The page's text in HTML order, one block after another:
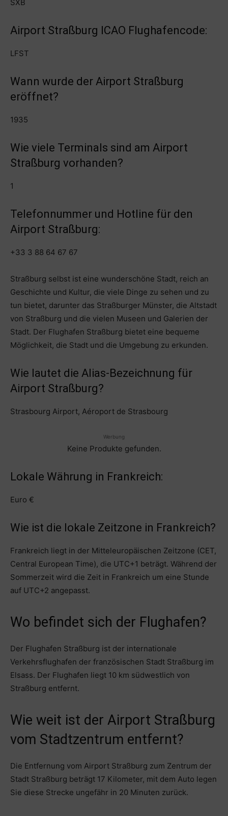
SXB
Airport Straßburg ICAO Flughafencode:
LFST
Wann wurde der Airport Straßburg
eröffnet?
1935
Wie viele Terminals sind am Airport
Straßburg vorhanden?
1
Telefonnummer und Hotline für den
Airport Straßburg:
+33 3 88 64 67 67
Straßburg selbst ist eine wunderschöne Stadt, reich an
Geschichte und Kultur, die viele Dinge zu sehen und zu
tun bietet, darunter das Straßburger Münster, die Altstadt
von Straßburg und die vielen Museen und Galerien der
Stadt. Der Flughafen Straßburg bietet eine bequeme
Möglichkeit, die Stadt und die Umgebung zu erkunden.
Wie lautet die Alias-Bezeichnung für
Airport Straßburg?
Strasbourg Airport, Aéroport de Strasbourg
Werbung
Keine Produkte gefunden.
Lokale Währung in Frankreich:
Euro €
Wie ist die lokale Zeitzone in Frankreich?
Frankreich liegt in der Mitteleuropäischen Zeitzone (CET,
Central European Time), die UTC+1 beträgt. Während der
Sommerzeit wird die Zeit in Frankreich um eine Stunde
auf UTC+2 angepasst.
Wo befindet sich der Flughafen?
Der Flughafen Straßburg ist der internationale
Verkehrsflughafen der französischen Stadt Straßburg im
Elsass. Der Flughafen liegt 10 km südwestlich von
Straßburg entfernt.
Wie weit ist der Airport Straßburg
vom Stadtzentrum entfernt?
Die Entfernung vom Airport Straßburg zum Zentrum der
Stadt Straßburg beträgt 17 Kilometer, mit dem Auto legen
Sie diese Strecke ungefähr in 20 Minuten zurück.